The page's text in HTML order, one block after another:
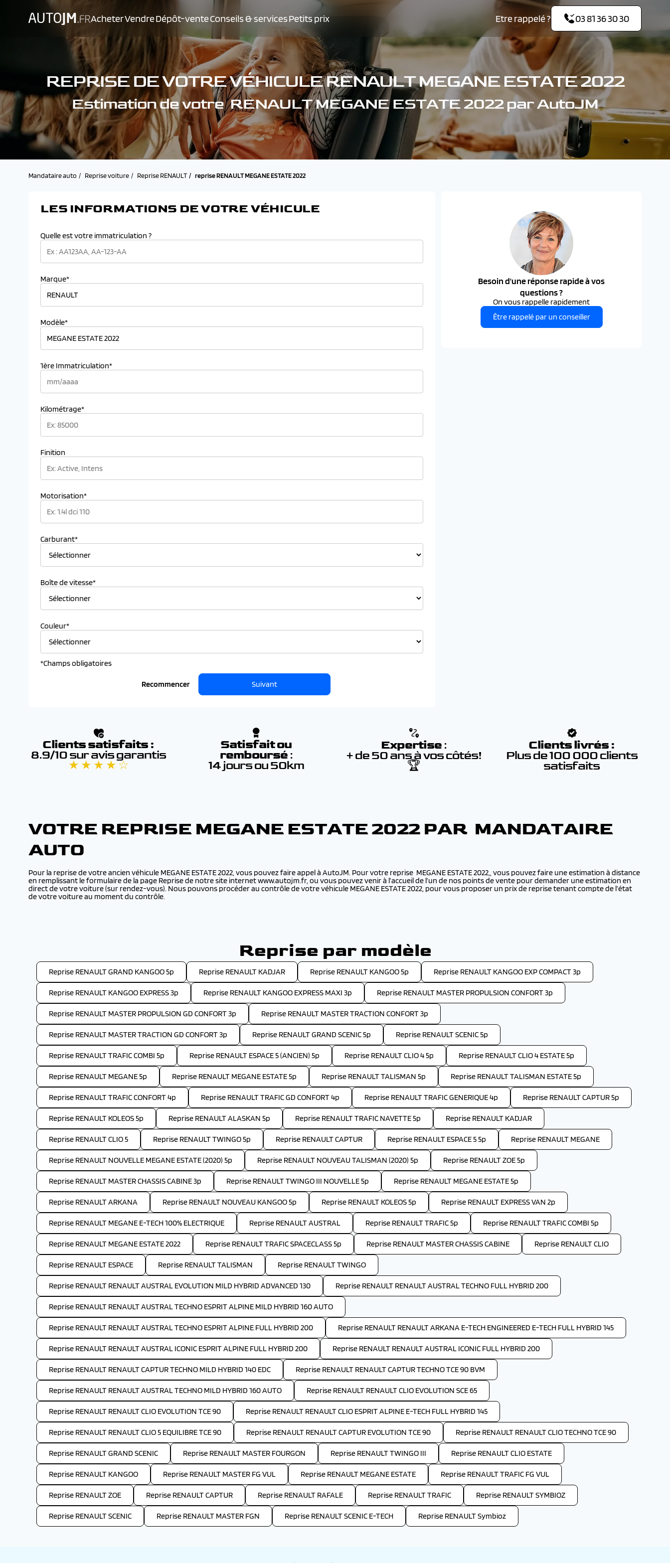
AcheterVendreDépôt-venteConseils & servicesPetits prix Etre rappelé ? 03 81 36 30 30
REPRISE DE VOTRE VÉHICULE RENAULT MEGANE ESTATE 2022
Estimation de votre RENAULT MEGANE ESTATE 2022 par AutoJM
Mandataire auto Reprise voiture Reprise RENAULT reprise RENAULT MEGANE ESTATE 2022
LES INFORMATIONS DE VOTRE VÉHICULE
Quelle est votre immatriculation ?
Marque*
Modèle*
1ère Immatriculation*
Kilométrage*
Finition
Motorisation*
Carburant*
Boîte de vitesse*
Couleur*
*Champs obligatoires
Recommencer Suivant
Besoin d'une réponse rapide à vos
questions ?
On vous rappelle rapidement
Être rappelé par un conseiller
Clients satisfaits :
8.9/10 sur avis garantis
★ ★ ★ ★ ☆
Satisfait ou
remboursé :
14 jours ou 50km
Expertise :
+ de 50 ans à vos côtés!
🏆
Clients livrés :
Plus de 100 000 clients
satisfaits
VOTRE REPRISE MEGANE ESTATE 2022 PAR MANDATAIRE
AUTO
Pour la reprise de votre ancien véhicule MEGANE ESTATE 2022, vous pouvez faire appel à AutoJM. Pour votre reprise MEGANE ESTATE 2022,, vous pouvez faire une estimation à distance
en remplissant le formulaire de la page Reprise de notre site internet www.autojm.fr, ou vous pouvez venir à l’accueil de l’un de nos points de vente pour demander une estimation en
direct de votre voiture (sur rendez-vous). Nous pouvons procéder au contrôle de votre véhicule MEGANE ESTATE 2022, pour vous proposer un prix de reprise tenant compte de l’état
de votre voiture au moment du contrôle.
Reprise par modèle
Reprise RENAULT GRAND KANGOO 5p Reprise RENAULT KADJAR Reprise RENAULT KANGOO 5p Reprise RENAULT KANGOO EXP COMPACT 3p
Reprise RENAULT KANGOO EXPRESS 3p Reprise RENAULT KANGOO EXPRESS MAXI 3p Reprise RENAULT MASTER PROPULSION CONFORT 3p
Reprise RENAULT MASTER PROPULSION GD CONFORT 3p Reprise RENAULT MASTER TRACTION CONFORT 3p
Reprise RENAULT MASTER TRACTION GD CONFORT 3p Reprise RENAULT GRAND SCENIC 5p Reprise RENAULT SCENIC 5p
Reprise RENAULT TRAFIC COMBI 5p Reprise RENAULT ESPACE 5 (ANCIEN) 5p Reprise RENAULT CLIO 4 5p Reprise RENAULT CLIO 4 ESTATE 5p
Reprise RENAULT MEGANE 5p Reprise RENAULT MEGANE ESTATE 5p Reprise RENAULT TALISMAN 5p Reprise RENAULT TALISMAN ESTATE 5p
Reprise RENAULT TRAFIC CONFORT 4p Reprise RENAULT TRAFIC GD CONFORT 4p Reprise RENAULT TRAFIC GENERIQUE 4p Reprise RENAULT CAPTUR 5p
Reprise RENAULT KOLEOS 5p Reprise RENAULT ALASKAN 5p Reprise RENAULT TRAFIC NAVETTE 5p Reprise RENAULT KADJAR
Reprise RENAULT CLIO 5 Reprise RENAULT TWINGO 5p Reprise RENAULT CAPTUR Reprise RENAULT ESPACE 5 5p Reprise RENAULT MEGANE
Reprise RENAULT NOUVELLE MEGANE ESTATE (2020) 5p Reprise RENAULT NOUVEAU TALISMAN (2020) 5p Reprise RENAULT ZOE 5p
Reprise RENAULT MASTER CHASSIS CABINE 3p Reprise RENAULT TWINGO III NOUVELLE 5p Reprise RENAULT MEGANE ESTATE 5p
Reprise RENAULT ARKANA Reprise RENAULT NOUVEAU KANGOO 5p Reprise RENAULT KOLEOS 5p Reprise RENAULT EXPRESS VAN 2p
Reprise RENAULT MEGANE E-TECH 100% ELECTRIQUE Reprise RENAULT AUSTRAL Reprise RENAULT TRAFIC 5p Reprise RENAULT TRAFIC COMBI 5p
Reprise RENAULT MEGANE ESTATE 2022 Reprise RENAULT TRAFIC SPACECLASS 5p Reprise RENAULT MASTER CHASSIS CABINE Reprise RENAULT CLIO
Reprise RENAULT ESPACE Reprise RENAULT TALISMAN Reprise RENAULT TWINGO
Reprise RENAULT RENAULT AUSTRAL EVOLUTION MILD HYBRID ADVANCED 130 Reprise RENAULT RENAULT AUSTRAL TECHNO FULL HYBRID 200
Reprise RENAULT RENAULT AUSTRAL TECHNO ESPRIT ALPINE MILD HYBRID 160 AUTO
Reprise RENAULT RENAULT AUSTRAL TECHNO ESPRIT ALPINE FULL HYBRID 200 Reprise RENAULT RENAULT ARKANA E-TECH ENGINEERED E-TECH FULL HYBRID 145
Reprise RENAULT RENAULT AUSTRAL ICONIC ESPRIT ALPINE FULL HYBRID 200 Reprise RENAULT RENAULT AUSTRAL ICONIC FULL HYBRID 200
Reprise RENAULT RENAULT CAPTUR TECHNO MILD HYBRID 140 EDC Reprise RENAULT RENAULT CAPTUR TECHNO TCE 90 BVM
Reprise RENAULT RENAULT AUSTRAL TECHNO MILD HYBRID 160 AUTO Reprise RENAULT RENAULT CLIO EVOLUTION SCE 65
Reprise RENAULT RENAULT CLIO EVOLUTION TCE 90 Reprise RENAULT RENAULT CLIO ESPRIT ALPINE E-TECH FULL HYBRID 145
Reprise RENAULT RENAULT CLIO 5 EQUILIBRE TCE 90 Reprise RENAULT RENAULT CAPTUR EVOLUTION TCE 90 Reprise RENAULT RENAULT CLIO TECHNO TCE 90
Reprise RENAULT GRAND SCENIC Reprise RENAULT MASTER FOURGON Reprise RENAULT TWINGO III Reprise RENAULT CLIO ESTATE
Reprise RENAULT KANGOO Reprise RENAULT MASTER FG VUL Reprise RENAULT MEGANE ESTATE Reprise RENAULT TRAFIC FG VUL
Reprise RENAULT ZOE Reprise RENAULT CAPTUR Reprise RENAULT RAFALE Reprise RENAULT TRAFIC Reprise RENAULT SYMBIOZ
Reprise RENAULT SCENIC Reprise RENAULT MASTER FGN Reprise RENAULT SCENIC E-TECH Reprise RENAULT Symbioz